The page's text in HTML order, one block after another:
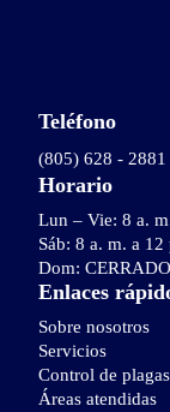
Teléfono
(805) 628 - 2881
Horario
Lun – Vie: 8 a.
Sáb: 8 a. m. a 12
Dom: CERRADO
Enlaces
Sobre nosotros
Servicios
Control de plagas
Áreas atendidas